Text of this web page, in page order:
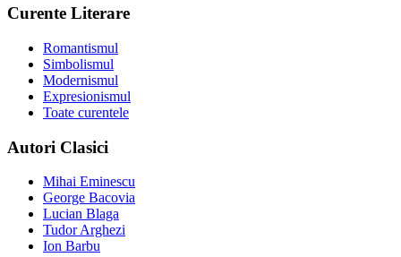
Curente Literare
Romantismul
Simbolismul
Modernismul
Expresionismul
Toate curentele
Autori Clasici
Mihai Eminescu
George Bacovia
Lucian Blaga
Tudor Arghezi
Ion Barbu